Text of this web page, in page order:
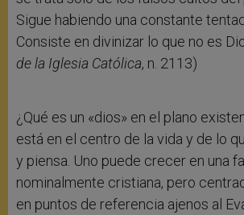
Sigue habiendo una constante
Consiste en divinizar lo que no es
de la Iglesia Católica, n. 2113)
¿Qué es un «dios» en el plano
está en el centro de la vida y de lo
y piensa. Uno puede crecer en una
nominalmente cristiana, pero
en puntos de referencia ajenos al